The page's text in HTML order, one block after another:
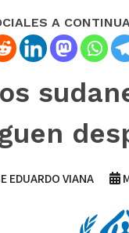
A
EDUARDO VIANA